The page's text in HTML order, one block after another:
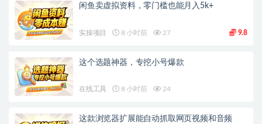
闲鱼卖虚拟资料，零门槛也能月入5k+
实操项目 8 小时前 27 9.8
这个选题神器，专挖小号爆款
在线工具 8 小时前 24
这款浏览器扩展能自动抓取网页视频和音频